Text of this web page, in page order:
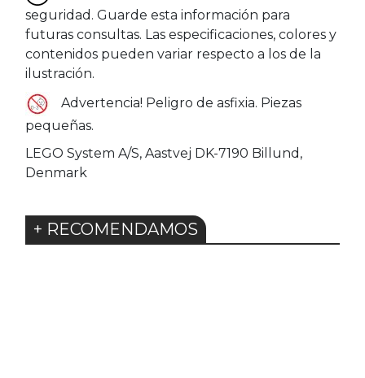
seguridad. Guarde esta información para
futuras consultas. Las especificaciones, colores y
contenidos pueden variar respecto a los de la
ilustración.
Advertencia! Peligro de asfixia. Piezas
pequeñas.
LEGO System A/S, Aastvej DK-7190 Billund,
Denmark
+ RECOMENDAMOS